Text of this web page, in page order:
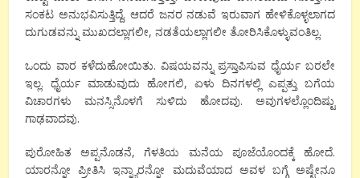
ಸಂಕಟ ಅನುಭವಿಸುತ್ತಿದ್ದೆ. ಆದರೆ ಜನರ ನಡುವೆ ಇರುವಾಗ ಹೇಳಿಕೊಳ್ಳಲಾಗದ
ದುಗುಡವನ್ನು ಮುಖದಲ್ಲಾಗಲೀ,ನಡತೆಯಲ್ಲಾಗಲೀ ತೋರಿಸಿಕೊಳ್ಳುವಂತಿಲ್ಲ.
ಒಂದು ವಾರ ಕಳೆದುಹೋಯಿತು. ವಿಷಯವನ್ನು ಪ್ರಸ್ತಾಪಿಸುವ ಧೈರ್ಯ ಬರಲೇ
ಇಲ್ಲ.ಧೈರ್ಯ ಮಾಡುವುದು ಹೋಗಲಿ,ಏಳು ದಿನಗಳಲ್ಲಿ ಎಪ್ಪತ್ತು ಬಗೆಯ
ವಿಚಾರಗಳು
ಮನಸ್ಸಿನೊಳಗೆ ಸುಳಿದು ಹೋದವು. ಅವುಗಳಲ್ಲೊಂದಿಷ್ಟು
ಗಾಢವಾದವು.
ಪುರೋಹಿತ ಅಪ್ಪನೊಡನೆ, ಗೆಳತಿಯ ಮನೆಯ ಪೂಜೆಯೊಂದಕ್ಕೆ ಹೋದೆ.
ಯಾರನ್ನೋ ಪ್ರೀತಿಸಿ ಇನ್ನ್ಯಾರನ್ನೋ ಮದುವೆಯಾದ ಅವಳ ಬಗ್ಗೆ ಅಷ್ಟೇನೂ